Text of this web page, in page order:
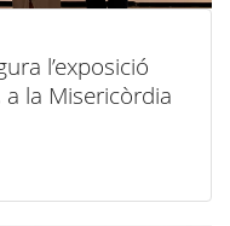
l’exposició
a la Misericòrdia